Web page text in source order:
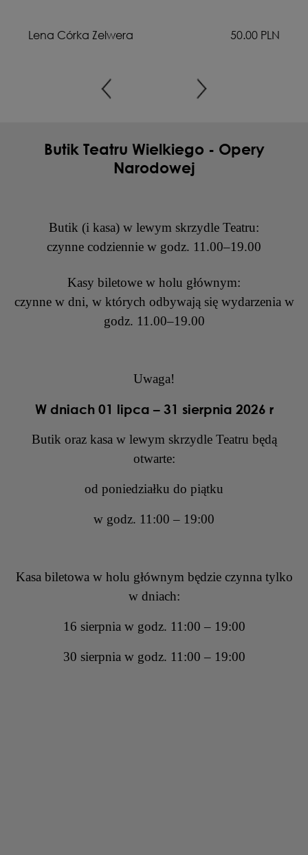
Lena Córka Zelwera
50.00 PLN
Butik Teatru Wielkiego - Opery
Narodowej
Butik (i kasa) w lewym skrzydle Teatru:
czynne codziennie w godz. 11.00–19.00
Kasy biletowe w holu głównym:
czynne w dni, w których odbywają się wydarzenia w
godz. 11.00–19.00
Uwaga!
W dniach 01 lipca – 31 sierpnia 2026 r
Butik oraz kasa w lewym skrzydle Teatru będą
otwarte:
od poniedziałku do piątku
w godz. 11:00 – 19:00
Kasa biletowa w holu głównym będzie czynna tylko
w dniach:
16 sierpnia w godz. 11:00 – 19:00
30 sierpnia w godz. 11:00 – 19:00